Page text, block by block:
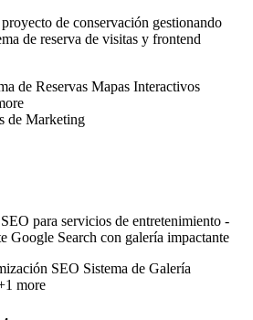
de conservación gestionando
de reserva de visitas y frontend
de Reservas Mapas Interactivos
de Marketing
para servicios de entretenimiento -
Google Search con galería impactante
SEO Sistema de Galería
more